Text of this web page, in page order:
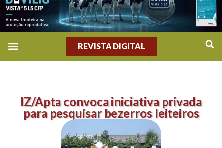
REVISTA DIGITAL
IZ/Apta convoca iniciativa privada
para pesquisar bezerros leiteiros